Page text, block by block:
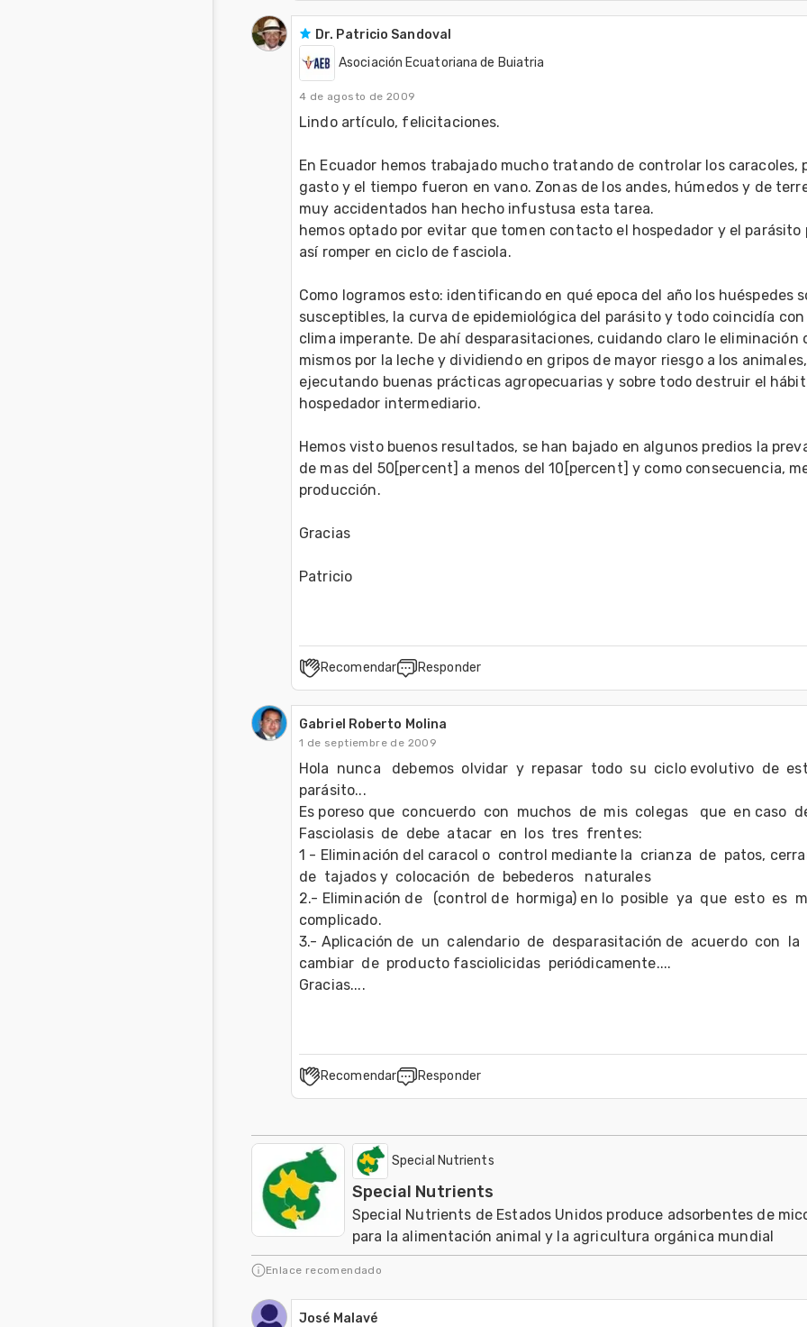
Dr. Patricio Sandoval
Asociación Ecuatoriana de Buiatria
4 de agosto de 2009
Lindo artículo, felicitaciones.
En Ecuador hemos trabajado mucho tratando de controlar los caracoles,
gasto y el tiempo fueron en vano. Zonas de los andes, húmedos y de
muy accidentados han hecho infustusa esta tarea.
hemos optado por evitar que tomen contacto el hospedador y el parásito
así romper en ciclo de fasciola.
Como logramos esto: identificando en qué epoca del año los huéspedes
susceptibles, la curva de epidemiológica del parásito y todo coincidía con
clima imperante. De ahí desparasitaciones, cuidando claro le eliminación
mismos por la leche y dividiendo en gripos de mayor riesgo a los animales,
ejecutando buenas prácticas agropecuarias y sobre todo destruir el
hospedador intermediario.
Hemos visto buenos resultados, se han bajado en algunos predios la
de mas del 50[percent] a menos del 10[percent] y como consecuencia,
producción.
Gracias
Patricio
Recomendar Responder
Gabriel Roberto Molina
1 de septiembre de 2009
Hola  nunca   debemos  olvidar  y  repasar  todo  su  ciclo evolutivo  de
parásito...
Es poreso que  concuerdo  con  muchos  de  mis  colegas   que  en caso
Fasciolasis  de  debe  atacar  en  los  tres  frentes:
1 - Eliminación del caracol o  control mediante la  crianza  de  patos,
de  tajados y  colocación  de  bebederos   naturales
2.- Eliminación de   (control de  hormiga) en lo  posible  ya  que  esto  es
complicado.
3.- Aplicación de  un  calendario  de  desparasitación de  acuerdo  con  la
cambiar  de  producto fasciolicidas  periódicamente....
Gracias....
Recomendar Responder
Special Nutrients
Special Nutrients
Special Nutrients de Estados Unidos produce adsorbentes de
para la alimentación animal y la agricultura orgánica mundial
Enlace recomendado
José Malavé